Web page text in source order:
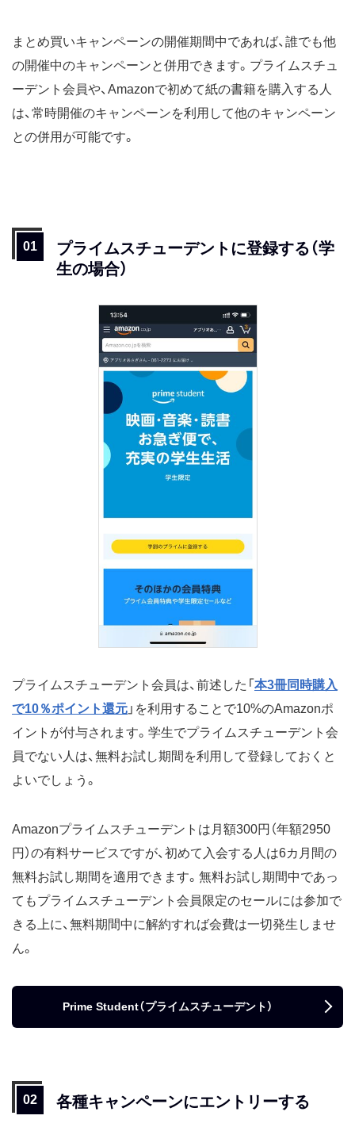
まとめ買いキャンペーンの開催期間中であれば、誰でも他
の開催中のキャンペーンと併用できます。プライムスチュ
ーデント会員や、Amazonで初めて紙の書籍を購入する人
は、常時開催のキャンペーンを利用して他のキャンペーン
との併用が可能です。
プライムスチューデントに登録する（学
生の場合）
プライムスチューデント会員は、前述した「 本3冊同時購入
で10％ポイント還元 」を利用することで10%のAmazonポ
イントが付与されます。学生でプライムスチューデント会
員でない人は、無料お試し期間を利用して登録しておくと
よいでしょう。
Amazonプライムスチューデントは月額300円（年額2950
円）の有料サービスですが、初めて入会する人は6カ月間の
無料お試し期間を適用できます。無料お試し期間中であっ
てもプライムスチューデント会員限定のセールには参加で
きる上に、無料期間中に解約すれば会費は一切発生しませ
ん。
Prime Student（プライムスチューデント）
各種キャンペーンにエントリーする